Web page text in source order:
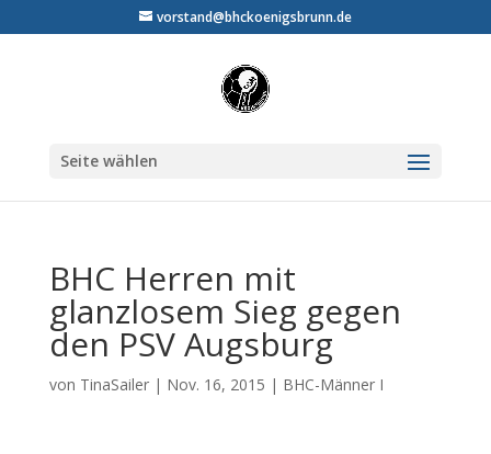
vorstand@bhckoenigsbrunn.de
Seite wählen
BHC Herren mit
glanzlosem Sieg gegen
den PSV Augsburg
von TinaSailer| Nov. 16, 2015 | BHC-Männer I